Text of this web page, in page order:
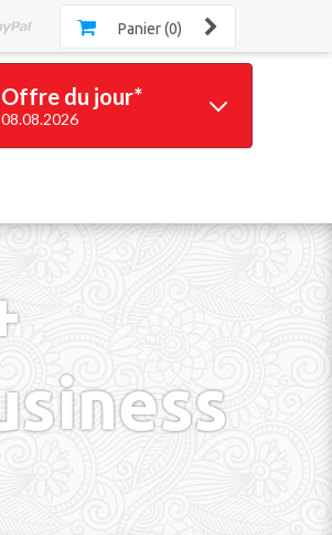
Panier (0)
Offre du jour*
08.08.2026
braceletsGRATUITS*